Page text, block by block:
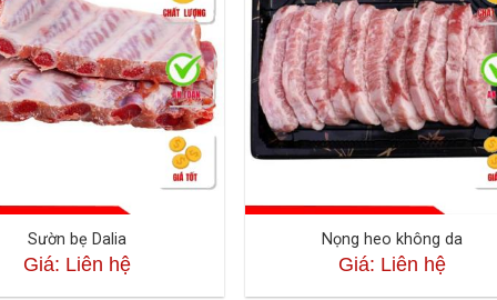
Sườn bẹ Dalia
Giá: Liên hệ
Nọng heo không da
Giá: Liên hệ